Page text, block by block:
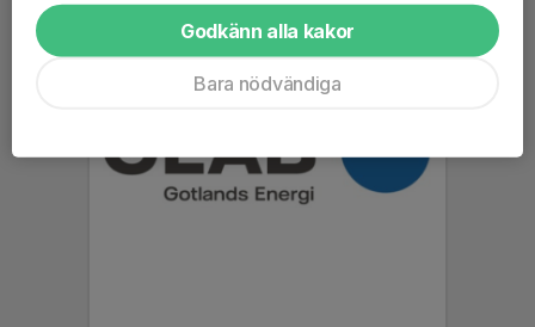
Godkänn alla kakor
Bara nödvändiga